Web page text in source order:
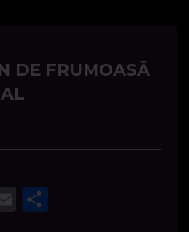
DE FRUMOASĂ
Email